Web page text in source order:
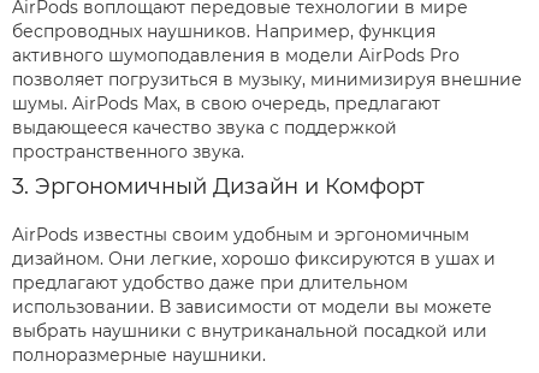
AirPods воплощают передовые технологии в мире
беспроводных наушников. Например, функция
активного шумоподавления в модели AirPods Pro
позволяет погрузиться в музыку, минимизируя внешние
шумы. AirPods Max, в свою очередь, предлагают
выдающееся качество звука с поддержкой
пространственного звука.
3. Эргономичный Дизайн и Комфорт
AirPods известны своим удобным и эргономичным
дизайном. Они легкие, хорошо фиксируются в ушах и
предлагают удобство даже при длительном
использовании. В зависимости от модели вы можете
выбрать наушники с внутриканальной посадкой или
полноразмерные наушники.